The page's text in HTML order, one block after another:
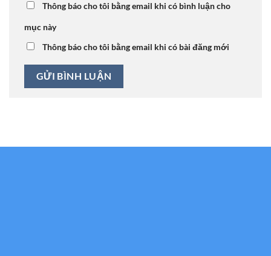
Thông báo cho tôi bằng email khi có bình luận cho
mục này
Thông báo cho tôi bằng email khi có bài đăng mới